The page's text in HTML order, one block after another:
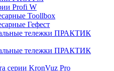
Profi W
Toollbox
Гефест
тележки ПРАКТИК
тележки ПРАКТИК
серии KronVuz Pro